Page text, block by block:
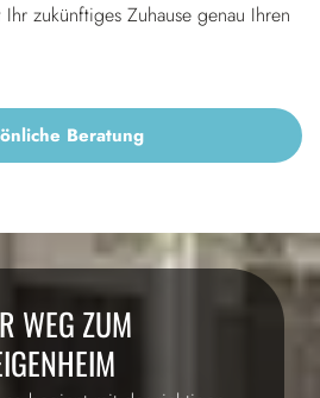
zukünftiges Zuhause genau Ihren
Beratung
WEG ZUM